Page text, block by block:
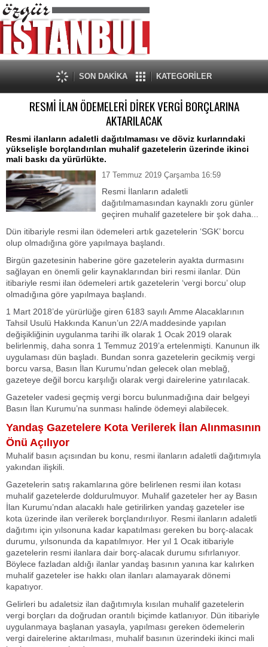
SON DAKİKA KATEGORİLER
RESMİ İLAN ÖDEMELERİ DİREK VERGİ BORÇLARINA
AKTARILACAK
Resmi ilanların adaletli dağıtılmaması ve döviz kurlarındaki
yükselişle borçlandırılan muhalif gazetelerin üzerinde ikinci
mali baskı da yürürlükte.
17 Temmuz 2019 Çarşamba 16:59
Resmi İlanların adaletli
dağıtılmamasından kaynaklı zoru günler
geçiren muhalif gazetelere bir şok daha...
Dün itibariyle resmi ilan ödemeleri artık gazetelerin ‘SGK’ borcu
olup olmadığına göre yapılmaya başlandı.
Birgün gazetesinin haberine göre gazetelerin ayakta durmasını
sağlayan en önemli gelir kaynaklarından biri resmi ilanlar. Dün
itibariyle resmi ilan ödemeleri artık gazetelerin ‘vergi borcu’ olup
olmadığına göre yapılmaya başlandı.
1 Mart 2018’de yürürlüğe giren 6183 sayılı Amme Alacaklarının
Tahsil Usulü Hakkında Kanun’un 22/A maddesinde yapılan
değişikliğinin uygulanma tarihi ilk olarak 1 Ocak 2019 olarak
belirlenmiş, daha sonra 1 Temmuz 2019’a ertelenmişti. Kanunun ilk
uygulaması dün başladı. Bundan sonra gazetelerin gecikmiş vergi
borcu varsa, Basın İlan Kurumu’ndan gelecek olan meblağ,
gazeteye değil borcu karşılığı olarak vergi dairelerine yatırılacak.
Gazeteler vadesi geçmiş vergi borcu bulunmadığına dair belgeyi
Basın İlan Kurumu’na sunması halinde ödemeyi alabilecek.
Yandaş Gazetelere Kota Verilerek İlan Alınmasının
Önü Açılıyor
Muhalif basın açısından bu konu, resmi ilanların adaletli dağıtımıyla
yakından ilişkili.
Gazetelerin satış rakamlarına göre belirlenen resmi ilan kotası
muhalif gazetelerde doldurulmuyor. Muhalif gazeteler her ay Basın
İlan Kurumu’ndan alacaklı hale getirilirken yandaş gazeteler ise
kota üzerinde ilan verilerek borçlandırılıyor. Resmi ilanların adaletli
dağıtımı için yılsonuna kadar kapatılması gereken bu borç-alacak
durumu, yılsonunda da kapatılmıyor. Her yıl 1 Ocak itibariyle
gazetelerin resmi ilanlara dair borç-alacak durumu sıfırlanıyor.
Böylece fazladan aldığı ilanlar yandaş basının yanına kar kalırken
muhalif gazeteler ise hakkı olan ilanları alamayarak dönemi
kapatıyor.
Gelirleri bu adaletsiz ilan dağıtımıyla kısılan muhalif gazetelerin
vergi borçları da doğrudan orantılı biçimde katlanıyor. Dün itibariyle
uygulanmaya başlanan yasayla, yapılması gereken ödemelerin
vergi dairelerine aktarılması, muhalif basının üzerindeki ikinci mali